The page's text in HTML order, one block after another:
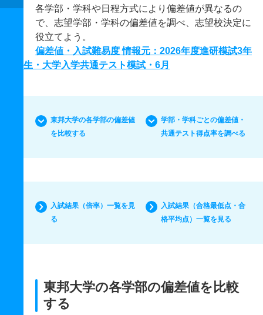
各学部・学科や日程方式により偏差値が異なるの
で、志望学部・学科の偏差値を調べ、志望校決定に
役立てよう。
偏差値・入試難易度 情報元：2026年度進研模試3年
生・大学入学共通テスト模試・6月
東邦大学の各学部の偏差値
を比較する
学部・学科ごとの偏差値・
共通テスト得点率を調べる
入試結果（倍率）一覧を見
る
入試結果（合格最低点・合
格平均点）一覧を見る
東邦大学の各学部の偏差値を比較
する